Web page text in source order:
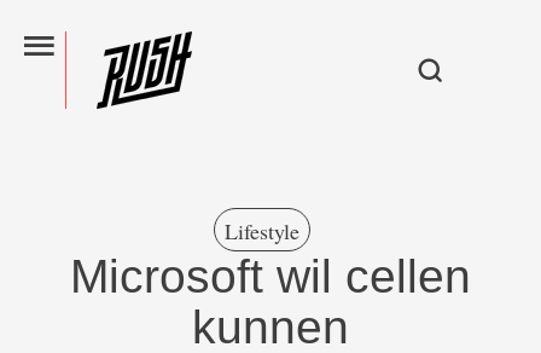
Lifestyle
Microsoft wil cellen
kunnen